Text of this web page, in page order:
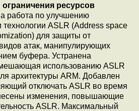
ограничения ресурсов
работа по улучшению
технологии ASLR (Address space
для защиты от
атак, манипулирующих
буфера. Устранена
использованию ASLR
архитектуры ARM. Добавлен
отключать ASLR во время
изменения, повышающие
ASLR. Максимальный